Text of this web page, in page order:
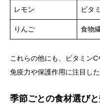
レモン ビタ
りんご 食物
これらの他にも、ビタミン
免疫力や保護作用に注目し
季節ごとの食材選び